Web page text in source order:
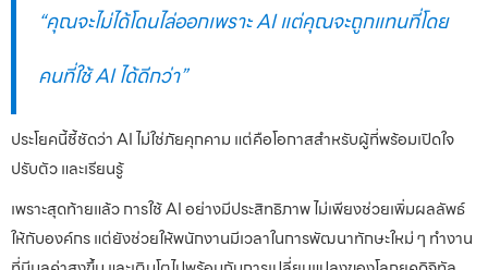
“คุณจะไม่ได้โดนไล่ออกเพราะ AI แต่คุณจะถูกแทนที่โดย
คนที่ใช้ AI ได้ดีกว่า”
ประโยคนี้ชี้ชัดว่า AI ไม่ใช่ภัยคุกคาม แต่คือโอกาสสำหรับผู้ที่พร้อมเปิดใจ
ปรับตัว และเรียนรู้
เพราะสุดท้ายแล้ว การใช้ AI อย่างมีประสิทธิภาพ ไม่เพียงช่วยเพิ่มผลลัพธ์
ให้กับองค์กร แต่ยังช่วยให้พนักงานมีเวลาในการพัฒนาทักษะใหม่ ๆ ทำงาน